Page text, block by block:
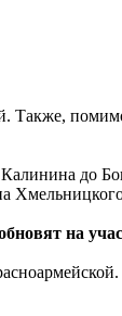
Также,
Калинина до
на